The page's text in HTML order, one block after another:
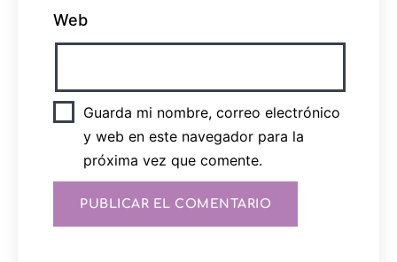
Web
Guarda mi nombre, correo electrónico
y web en este navegador para la
próxima vez que comente.